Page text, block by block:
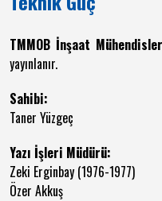
TMMOB İnşaat
yayınlanır.
Sahibi:
Taner Yüzgeç
Yazı İşleri Müdürü:
Zeki Erginbay (1976-1977)
Özer Akkuş